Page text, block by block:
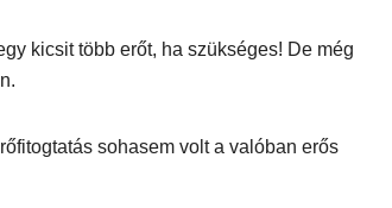
kicsit több erőt, ha szükséges! De még
sohasem volt a valóban erős